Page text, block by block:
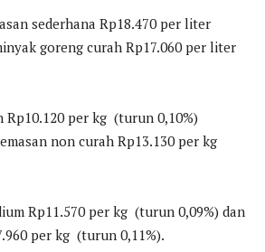
sederhana Rp18.470 per liter
goreng curah Rp17.060 per liter
Rp10.120 per kg (turun 0,10%)
non curah Rp13.130 per kg
Rp11.570 per kg (turun 0,09%) dan
per kg (turun 0,11%).